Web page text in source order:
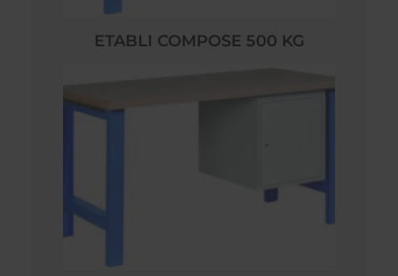
ETABLI COMPOSE 500 KG